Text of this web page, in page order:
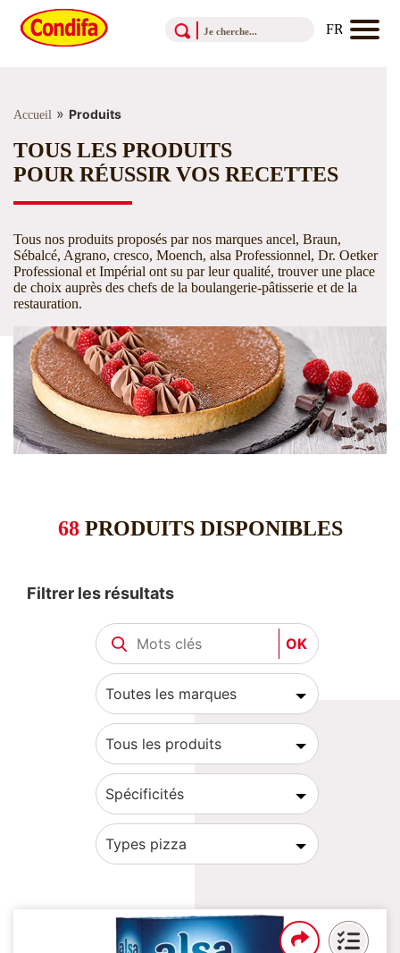
Accueil » Produits
TOUS LES PRODUITS
POUR RÉUSSIR VOS RECETTES
Tous nos produits proposés par nos marques ancel, Braun,
Sébalcé, Agrano, cresco, Moench, alsa Professionnel, Dr. Oetker
Professional et Impérial ont su par leur qualité, trouver une place
de choix auprès des chefs de la boulangerie-pâtisserie et de la
restauration.
68 PRODUITS DISPONIBLES
Filtrer les résultats
OK
Toutes les marques
Tous les produits
Spécificités
Types pizza